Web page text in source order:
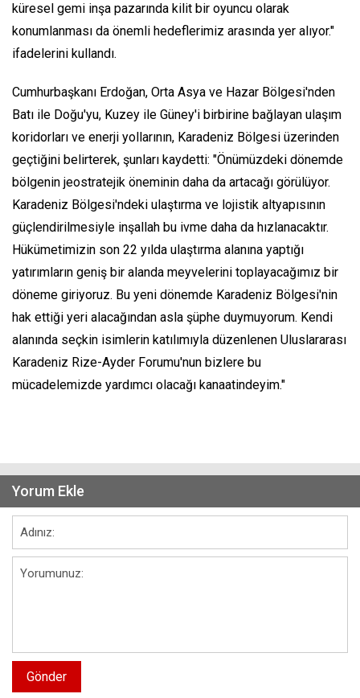
küresel gemi inşa pazarında kilit bir oyuncu olarak
konumlanması da önemli hedeflerimiz arasında yer alıyor."
ifadelerini kullandı.
Cumhurbaşkanı Erdoğan, Orta Asya ve Hazar Bölgesi'nden
Batı ile Doğu'yu, Kuzey ile Güney'i birbirine bağlayan ulaşım
koridorları ve enerji yollarının, Karadeniz Bölgesi üzerinden
geçtiğini belirterek, şunları kaydetti: "Önümüzdeki dönemde
bölgenin jeostratejik öneminin daha da artacağı görülüyor.
Karadeniz Bölgesi'ndeki ulaştırma ve lojistik altyapısının
güçlendirilmesiyle inşallah bu ivme daha da hızlanacaktır.
Hükümetimizin son 22 yılda ulaştırma alanına yaptığı
yatırımların geniş bir alanda meyvelerini toplayacağımız bir
döneme giriyoruz. Bu yeni dönemde Karadeniz Bölgesi'nin
hak ettiği yeri alacağından asla şüphe duymuyorum. Kendi
alanında seçkin isimlerin katılımıyla düzenlenen Uluslararası
Karadeniz Rize-Ayder Forumu'nun bizlere bu
mücadelemizde yardımcı olacağı kanaatindeyim."
Yorum Ekle
Gönder